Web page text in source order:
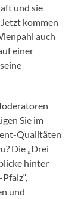
und sie
kommen
auch
einer
Sie im
Qualitäten
Die „Drei
hinter
und